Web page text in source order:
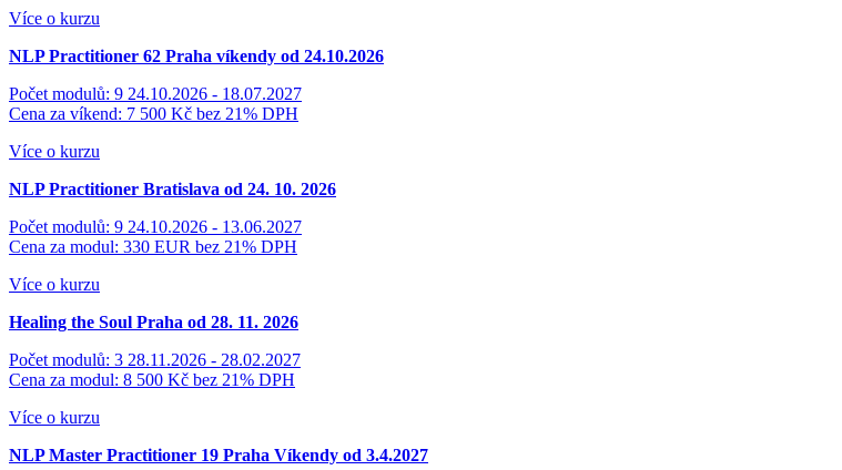
Více o kurzu
NLP Practitioner 62 Praha víkendy od 24.10.2026
Počet modulů: 9 24.10.2026 - 18.07.2027
Cena za víkend: 7 500 Kč bez 21% DPH
Více o kurzu
NLP Practitioner Bratislava od 24. 10. 2026
Počet modulů: 9 24.10.2026 - 13.06.2027
Cena za modul: 330 EUR bez 21% DPH
Více o kurzu
Healing the Soul Praha od 28. 11. 2026
Počet modulů: 3 28.11.2026 - 28.02.2027
Cena za modul: 8 500 Kč bez 21% DPH
Více o kurzu
NLP Master Practitioner 19 Praha Víkendy od 3.4.2027